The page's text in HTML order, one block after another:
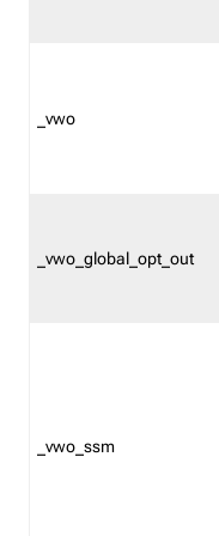
_vwo
_vwo_global_opt_out
_vwo_ssm